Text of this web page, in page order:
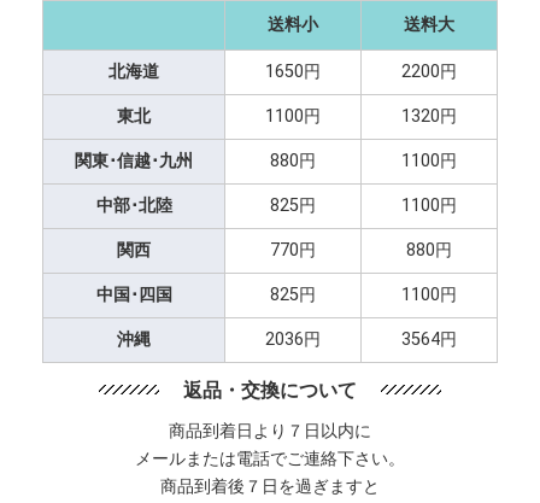
送料小
送料大
北海道 1650円 2200円
東北 1100円 1320円
関東･信越･九州 880円 1100円
中部･北陸 825円 1100円
関西 770円 880円
中国･四国 825円 1100円
沖縄 2036円 3564円
返品・交換について
商品到着日より７日以内に
メールまたは電話でご連絡下さい。
商品到着後７日を過ぎますと